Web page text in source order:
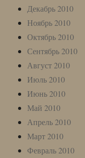
Декабрь 2010
Ноябрь 2010
Октябрь 2010
Сентябрь 2010
Август 2010
Июль 2010
Июнь 2010
Май 2010
Апрель 2010
Март 2010
Февраль 2010